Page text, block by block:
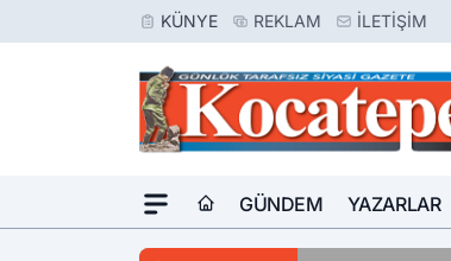
KÜNYE REKLAM İLETIŞIM
GÜNDEM YAZARLAR